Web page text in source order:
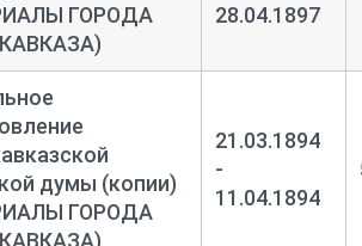
ГОРОДА
28.04.1897
думы (копии)
ГОРОДА
21.03.1894
-
11.04.1894